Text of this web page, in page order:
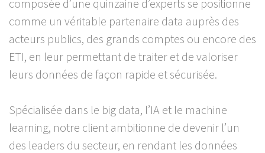
composée d’une quinzaine d’experts se positionne
comme un véritable partenaire data auprès des
acteurs publics, des grands comptes ou encore des
ETI, en leur permettant de traiter et de valoriser
leurs données de façon rapide et sécurisée.
Spécialisée dans le big data, l’IA et le machine
learning, notre client ambitionne de devenir l’un
des leaders du secteur, en rendant les données